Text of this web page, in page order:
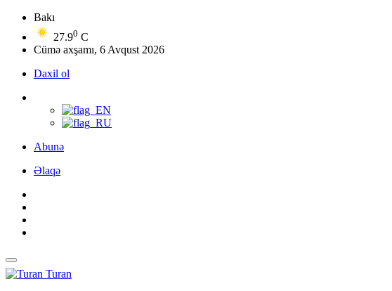
Bakı
27.90 C
Cümə axşamı, 6 Avqust 2026
Daxil ol
Abunə
Əlaqə
Turan